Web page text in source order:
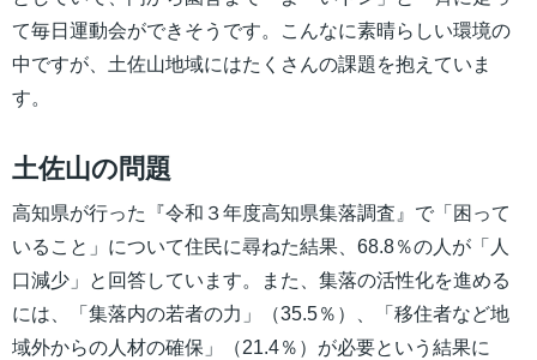
て毎日運動会ができそうです。こんなに素晴らしい環境の
中ですが、土佐山地域にはたくさんの課題を抱えていま
す。
土佐山の問題
高知県が行った『令和３年度高知県集落調査』で「困って
いること」について住民に尋ねた結果、68.8％の人が「人
口減少」と回答しています。また、集落の活性化を進める
には、「集落内の若者の力」（35.5％）、「移住者など地
域外からの人材の確保」（21.4％）が必要という結果に